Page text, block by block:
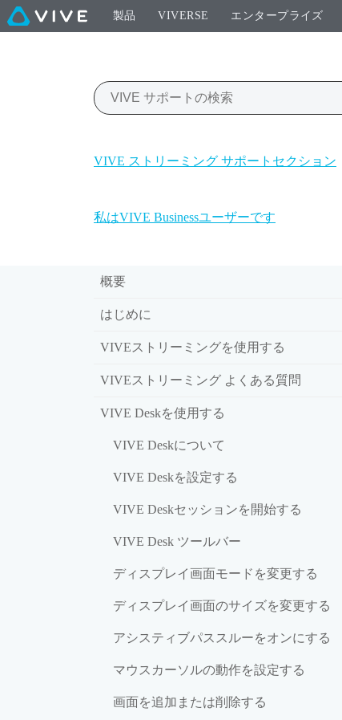
製品 VIVERSE エンタープライズ
VIVE ストリーミング サポートセクション
私はVIVE Businessユーザーです
概要
はじめに
VIVEストリーミングを使用する
VIVEストリーミング よくある質問
VIVE Deskを使用する
VIVE Deskについて
VIVE Deskを設定する
VIVE Deskセッションを開始する
VIVE Desk ツールバー
ディスプレイ画面モードを変更する
ディスプレイ画面のサイズを変更する
アシスティブパススルーをオンにする
マウスカーソルの動作を設定する
画面を追加または削除する